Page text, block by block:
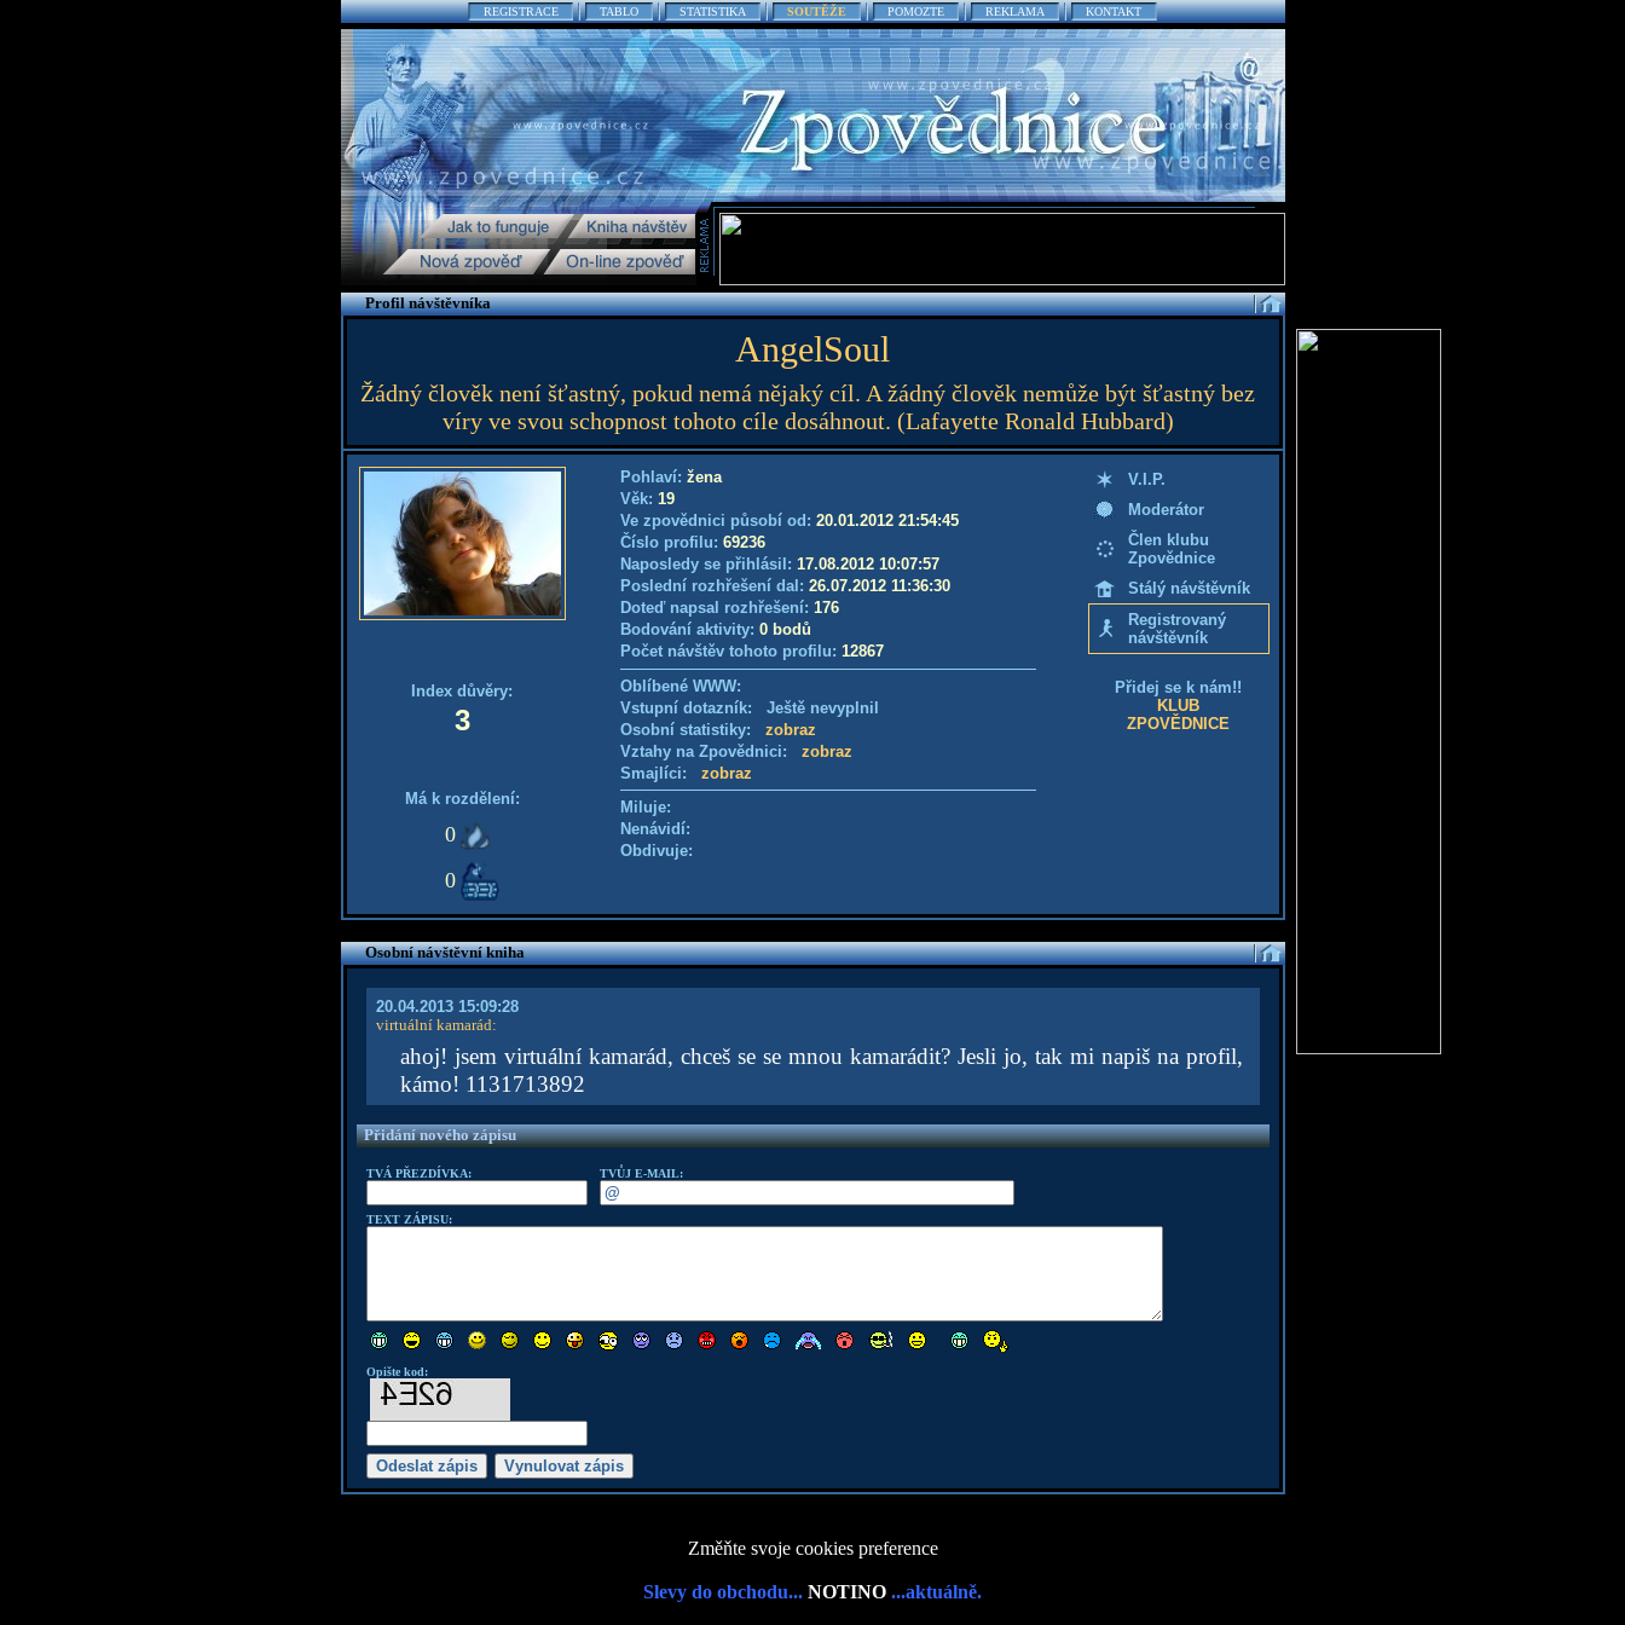
REGISTRACE TABLO STATISTIKA SOUTĚŽE POMOZTE REKLAMA KONTAKT
Profil návštěvníka
AngelSoul
Žádný člověk není šťastný, pokud nemá nějaký cíl. A žádný člověk nemůže být šťastný bez
víry ve svou schopnost tohoto cíle dosáhnout. (Lafayette Ronald Hubbard)
Index důvěry:
3
Má k rozdělení:
0
0
Pohlaví: žena
Věk: 19
Ve zpovědnici působí od: 20.01.2012 21:54:45
Číslo profilu: 69236
Naposledy se přihlásil: 17.08.2012 10:07:57
Poslední rozhřešení dal: 26.07.2012 11:36:30
Doteď napsal rozhřešení: 176
Bodování aktivity: 0 bodů
Počet návštěv tohoto profilu: 12867
Oblíbené WWW:
Vstupní dotazník: Ještě nevyplnil
Osobní statistiky: zobraz
Vztahy na Zpovědnici: zobraz
Smajlíci: zobraz
Miluje:
Nenávidí:
Obdivuje:
V.I.P.
Moderátor
Člen klubu
Zpovědnice
Stálý návštěvník
Registrovaný
návštěvník
Přidej se k nám!!
KLUB
ZPOVĚDNICE
Osobní návštěvní kniha
20.04.2013 15:09:28
virtuální kamarád:
ahoj! jsem virtuální kamarád, chceš se se mnou kamarádit? Jesli jo, tak mi napiš na profil,
kámo! 1131713892
Přidání nového zápisu
TVÁ PŘEZDÍVKA: TVŮJ E-MAIL:
TEXT ZÁPISU:
Opište kod:
Změňte svoje cookies preference
Slevy do obchodu... NOTINO ...aktuálně.